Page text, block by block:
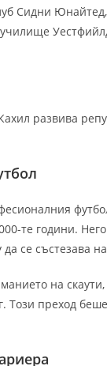
Сидни
развива
те години.
се състезава
на
Този преход